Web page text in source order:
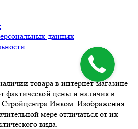
данных
товара в интернет-магазине
фактической цены и наличия в
Инком. Изображения
мере отличаться от их
вида.